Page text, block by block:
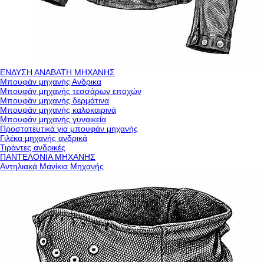
ΕΝΔΥΣΗ ΑΝΑΒΑΤΗ ΜΗΧΑΝΗΣ
Μπουφάν μηχανής Ανδρικα
Μπουφάν μηχανής τεσσάρων εποχών
Μπουφάν μηχανής δερμάτινα
Μπουφάν μηχανής καλοκαιρινά
Μπουφάν μηχανής γυναικεία
Προστατευτικά για μπουφάν μηχανής
Γιλέκα μηχανής ανδρικά
Τιράντες ανδρικές
ΠΑΝΤΕΛΟΝΙΑ ΜΗΧΑΝΗΣ
Αντηλιακά Μανίκια Μηχανής